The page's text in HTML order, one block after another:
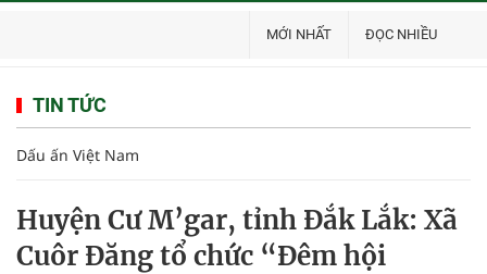
MỚI NHẤT ĐỌC NHIỀU
TIN TỨC
Dấu ấn Việt Nam
Huyện Cư M’gar, tỉnh Đắk Lắk: Xã
Cuôr Đăng tổ chức “Đêm hội